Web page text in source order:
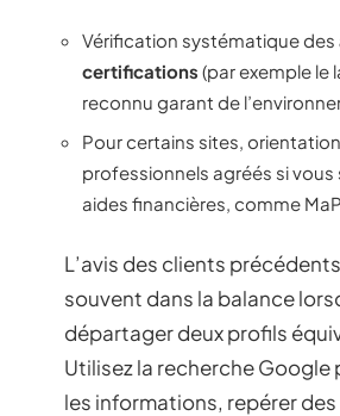
Vérification systématique des
certifications (par exemple le
reconnu garant de
Pour certains sites,
professionnels agréés si vous
aides financières, comme
L’avis des clients
souvent dans la balance
départager deux profils
Utilisez la recherche Google
les informations, repérer des